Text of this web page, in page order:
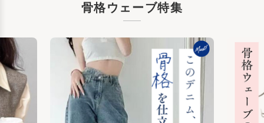
骨格ウェーブ特集